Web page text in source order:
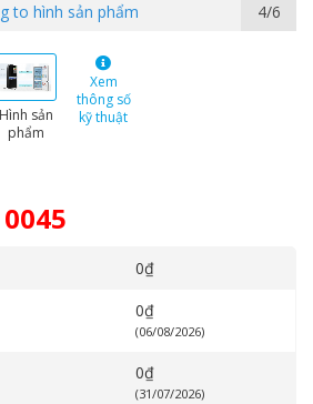
to hình sản phẩm 5/6
Hình sản
phẩm
Xem
thông số
kỹ thuật
0₫
0₫
(06/08/2026)
0₫
(31/07/2026)